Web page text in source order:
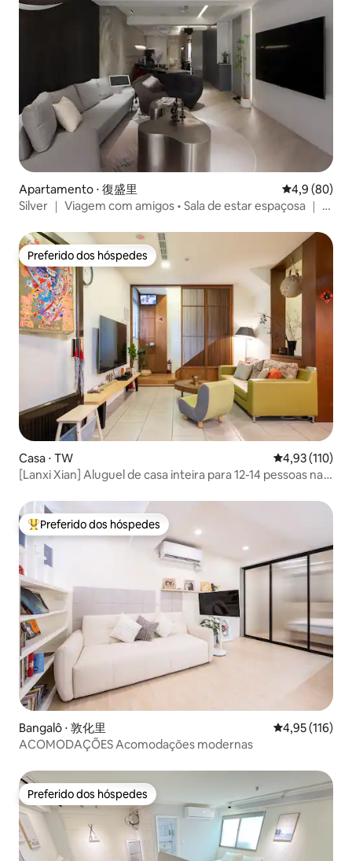
Apartamento ⋅ 復盛里 4,9 de uma
4,9 (80)
Silver ｜ Viagem com amigos • Sala de estar espaçosa ｜ 12
Criatividade de Songshan | Mercado Noturno de Raohe
Preferido dos hóspedes
Preferido dos hóspedes
Casa ⋅ TW 4,93 de uma
4,93 (110)
[Lanxi Xian] Aluguel de casa inteira para 12-14 pessoas na
Planície de Yuemei, a 2 minutos da Rua Antiga
Entre os melhores preferidos dos hóspedes
Preferido dos hóspedes
Bangalô ⋅ 敦化里 4,95 de uma
4,95 (116)
ACOMODAÇÕES Acomodações modernas
Preferido dos hóspedes
Preferido dos hóspedes